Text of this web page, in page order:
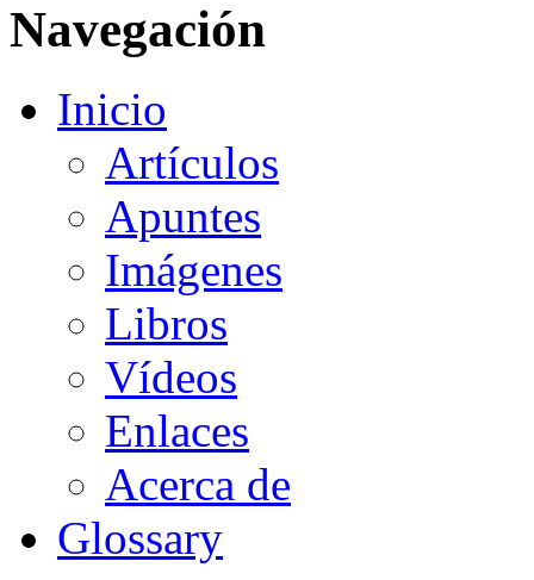
Navegación
Inicio
Artículos
Apuntes
Imágenes
Libros
Vídeos
Enlaces
Acerca de
Glossary